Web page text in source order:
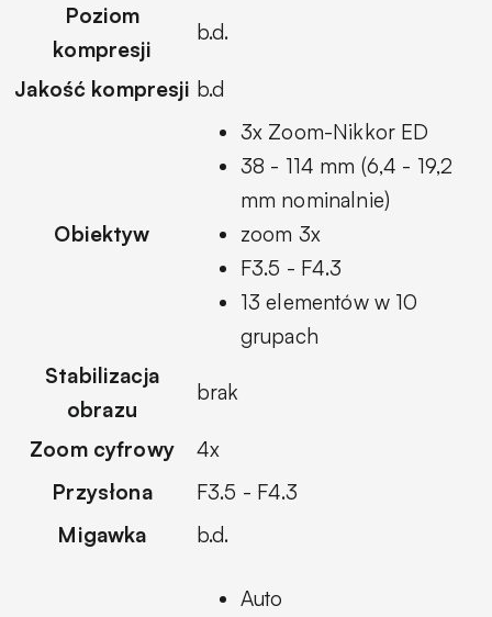
Poziom
kompresji
b.d.
Jakość kompresji b.d
Obiektyw
3x Zoom-Nikkor ED
38 - 114 mm (6,4 - 19,2
mm nominalnie)
zoom 3x
F3.5 - F4.3
13 elementów w 10
grupach
Stabilizacja
obrazu
brak
Zoom cyfrowy
4x
Przysłona
F3.5 - F4.3
Migawka
b.d.
Auto